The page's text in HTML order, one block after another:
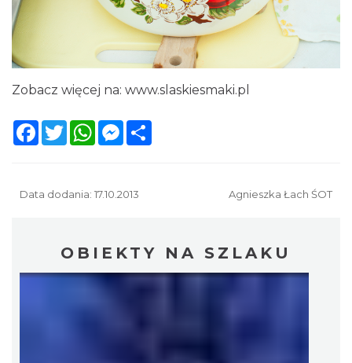
Zobacz więcej na: www.slaskiesmaki.pl
Facebook
TwitterWhatsAppMessenger
Data dodania: 17.10.2013 Agnieszka Łach ŚOT
OBIEKTY NA SZLAKU